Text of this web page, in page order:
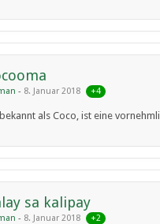
8. Januar 2018 +4
als Coco, ist eine
sa kalipay
8. Januar 2018 +2